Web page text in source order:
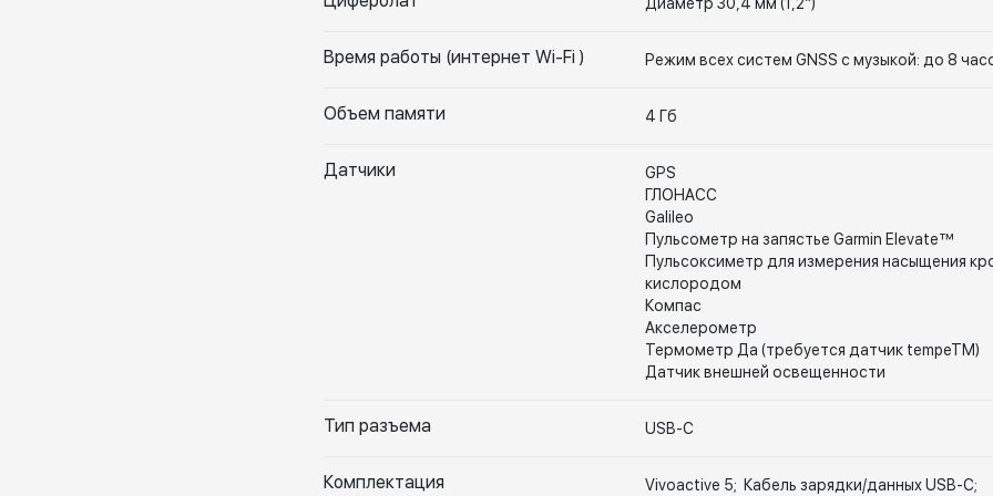
Время работы (интернет Wi-Fi ) Режим всех систем GNSS с музыкой: до 8
Объем памяти 4 Гб
Датчики
GPS
ГЛОНАСС
Galileo
Пульсометр на запястье Garmin Elevate™
Пульсоксиметр для измерения насыщения
кислородом
Компас
Акселерометр
Термометр Да (требуется датчик tempeTM)
Датчик внешней освещенности
Тип разъема USB-C
Комплектация Vivoactive 5; Кабель зарядки/данных USB-C;